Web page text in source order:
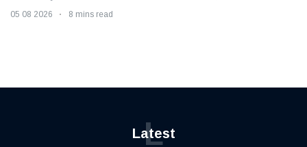
05 08 2026 8 mins read
Latest
L